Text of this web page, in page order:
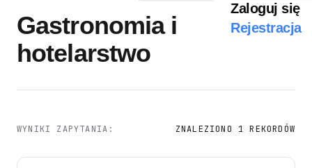
Zaloguj się
Rejestracja
Gastronomia i
hotelarstwo
WYNIKI ZAPYTANIA: ZNALEZIONO 1 REKORDÓW